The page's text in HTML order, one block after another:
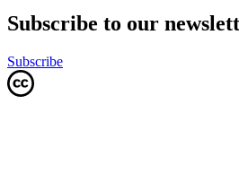
Subscribe to our
Subscribe